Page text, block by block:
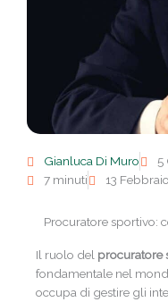
Gianluca Di Muro 5
7 minuti
13
Procuratore sportivo:
Il ruolo del procuratore
fondamentale nel
occupa di gestire gli